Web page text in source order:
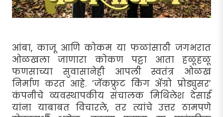
आंबा, काजू आणि कोकम या फळांसाठी जगभरात
ओळखला जाणारा कोकण पट्टा आता हळूहळू
फणसाच्या सुवासानेही आपली स्वतंत्र ओळख
निर्माण करत आहे. ’जॅकफ्रुट किंग अ‍ॅग्रो प्रोड्युसर’
कंपनीचे व्यवस्थापकीय संचालक मिथिलेश देसाई
यांना याबाबत विचारले, तर त्यांचे उत्तर ठामपणे